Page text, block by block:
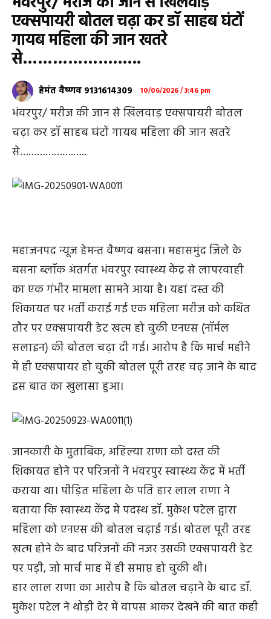
एक्सपायरी बोतल चढ़ा कर डॉ साहब घंटों
गायब महिला की जान खतरे
से……………….…..
हेमंत वैष्णव 9131614309 10/06/2026 / 3:46 pm
भंवरपुर/ मरीज की जान से खिलवाड़ एक्सपायरी बोतल
चढ़ा कर डॉ साहब घंटों गायब महिला की जान खतरे
से……………….…..
महाजनपद न्यूज हेमन्त वैष्णव बसना। महासमुंद जिले के
बसना ब्लॉक अंतर्गत भंवरपुर स्वास्थ्य केंद्र से लापरवाही
का एक गंभीर मामला सामने आया है। यहां दस्त की
शिकायत पर भर्ती कराई गई एक महिला मरीज को कथित
तौर पर एक्सपायरी डेट खत्म हो चुकी एनएस (नॉर्मल
सलाइन) की बोतल चढ़ा दी गई। आरोप है कि मार्च महीने
में ही एक्सपायर हो चुकी बोतल पूरी तरह चढ़ जाने के बाद
इस बात का खुलासा हुआ।
जानकारी के मुताबिक, अहिल्या राणा को दस्त की
शिकायत होने पर परिजनों ने भंवरपुर स्वास्थ्य केंद्र में भर्ती
कराया था। पीड़ित महिला के पति हार लाल राणा ने
बताया कि स्वास्थ्य केंद्र में पदस्थ डॉ. मुकेश पटेल द्वारा
महिला को एनएस की बोतल चढ़ाई गई। बोतल पूरी तरह
खत्म होने के बाद परिजनों की नजर उसकी एक्सपायरी डेट
पर पड़ी, जो मार्च माह में ही समाप्त हो चुकी थी।
हार लाल राणा का आरोप है कि बोतल चढ़ाने के बाद डॉ.
मुकेश पटेल ने थोड़ी देर में वापस आकर देखने की बात कही